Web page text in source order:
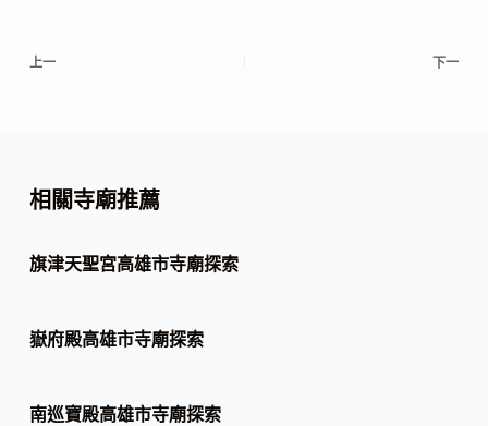
上一 下一
相關寺廟推薦
旗津天聖宮高雄市寺廟探索
嶽府殿高雄市寺廟探索
南巡寶殿高雄市寺廟探索